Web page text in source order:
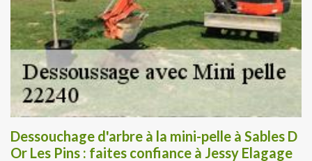
Dessouchage d'arbre à la mini-pelle à Sables D
Or Les Pins : faites confiance à Jessy Elagage